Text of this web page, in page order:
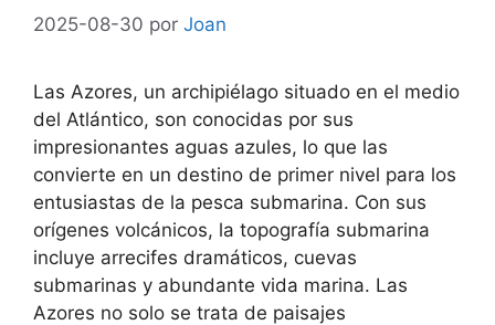
2025-08-30 por Joan
Las Azores, un archipiélago situado en el medio
del Atlántico, son conocidas por sus
impresionantes aguas azules, lo que las
convierte en un destino de primer nivel para los
entusiastas de la pesca submarina. Con sus
orígenes volcánicos, la topografía submarina
incluye arrecifes dramáticos, cuevas
submarinas y abundante vida marina. Las
Azores no solo se trata de paisajes